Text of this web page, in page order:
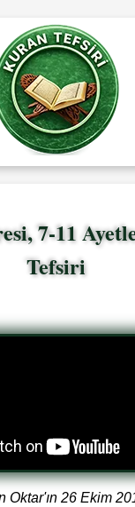
7-11
Tefsiri
Oktar'ın 26 Ekim